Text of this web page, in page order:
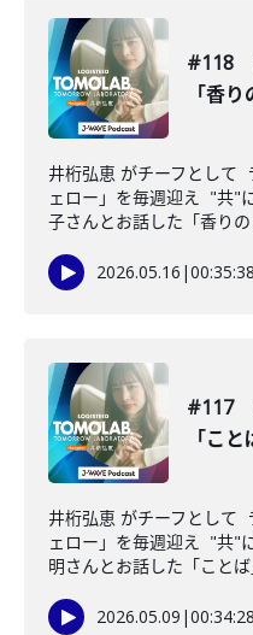
#118
「香り
井桁弘恵 がチーフとして
ェロー」を毎週迎え "共"
子さんとお話した「香り
2026.05.16 |00:35:38
#117
「こと
井桁弘恵 がチーフとして
ェロー」を毎週迎え "共"
明さんとお話した「こと
2026.05.09 |00:34:28